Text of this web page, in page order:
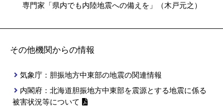
専門家「県内でも内陸地震への備えを」（木戸元之）
その他機関からの情報
気象庁：胆振地方中東部の地震の関連情報
内閣府：北海道胆振地方中東部を震源とする地震に係る
被害状況等について